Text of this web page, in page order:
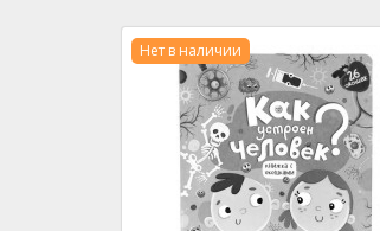
Нет в наличии